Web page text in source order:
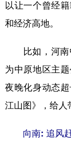
以让一个曾经
和经济高地。
比如，河南
为中原地区主
夜晚化身动态
江山图》，给人
向南: 追风